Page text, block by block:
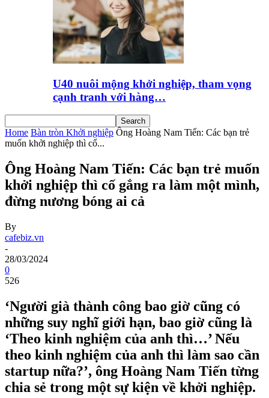
U40 nuôi mộng khởi nghiệp, tham vọng
cạnh tranh với hàng…
Home Bàn tròn Khởi nghiệp Ông Hoàng Nam Tiến: Các bạn trẻ
muốn khởi nghiệp thì cố...
Ông Hoàng Nam Tiến: Các bạn trẻ muốn
khởi nghiệp thì cố gắng ra làm một mình,
đừng nương bóng ai cả
By
cafebiz.vn
-
28/03/2024
0
526
‘Người già thành công bao giờ cũng có
những suy nghĩ giới hạn, bao giờ cũng là
‘Theo kinh nghiệm của anh thì…’ Nếu
theo kinh nghiệm của anh thì làm sao cần
startup nữa?’, ông Hoàng Nam Tiến từng
chia sẻ trong một sự kiện về khởi nghiệp.